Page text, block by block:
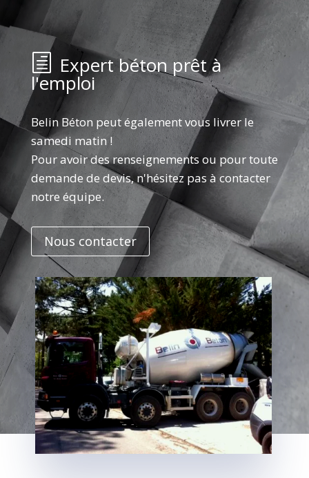
Expert béton prêt à
l'emploi
Belin Béton peut également vous livrer le
samedi matin !
Pour avoir des renseignements ou pour toute
demande de devis, n'hésitez pas à contacter
notre équipe.
Nous contacter